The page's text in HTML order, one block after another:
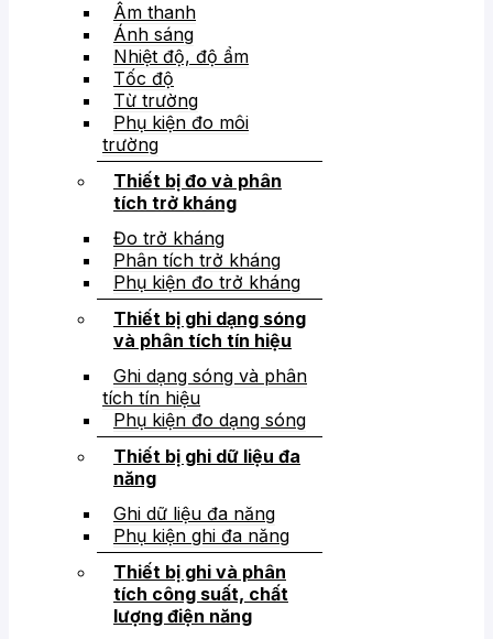
Âm thanh
Ánh sáng
Nhiệt độ, độ ẩm
Tốc độ
Từ trường
Phụ kiện đo môi
trường
Thiết bị đo và phân
tích trở kháng
Đo trở kháng
Phân tích trở kháng
Phụ kiện đo trở kháng
Thiết bị ghi dạng sóng
và phân tích tín hiệu
Ghi dạng sóng và phân
tích tín hiệu
Phụ kiện đo dạng sóng
Thiết bị ghi dữ liệu đa
năng
Ghi dữ liệu đa năng
Phụ kiện ghi đa năng
Thiết bị ghi và phân
tích công suất, chất
lượng điện năng